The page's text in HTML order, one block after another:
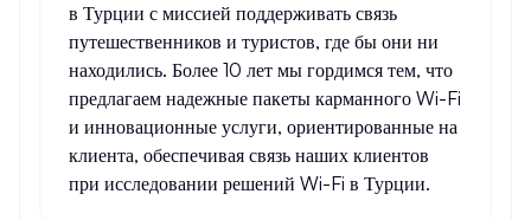
в Турции с миссией поддерживать связь
путешественников и туристов, где бы они ни
находились. Более 10 лет мы гордимся тем, что
предлагаем надежные пакеты карманного Wi-Fi
и инновационные услуги, ориентированные на
клиента, обеспечивая связь наших клиентов
при исследовании решений Wi-Fi в Турции.